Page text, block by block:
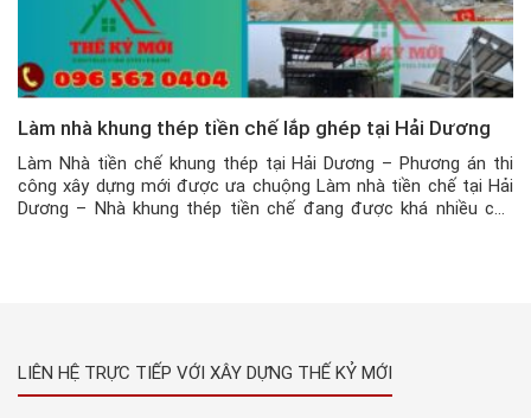
Làm nhà khung thép tiền chế lắp ghép tại Hải Dương
Làm Nhà tiền chế khung thép tại Hải Dương – Phương án thi
công xây dựng mới được ưa chuộng Làm nhà tiền chế tại Hải
Dương – Nhà khung thép tiền chế đang được khá nhiều chủ
LIÊN HỆ TRỰC TIẾP VỚI XÂY DỰNG THẾ KỶ MỚI